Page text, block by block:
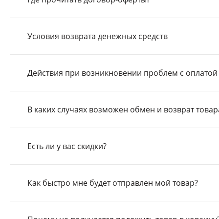
Условия возврата денежных средств
Действия при возникновении проблем с оплатой
В каких случаях возможен обмен и возврат
Есть ли у вас скидки?
Как быстро мне будет отправлен мой товар?